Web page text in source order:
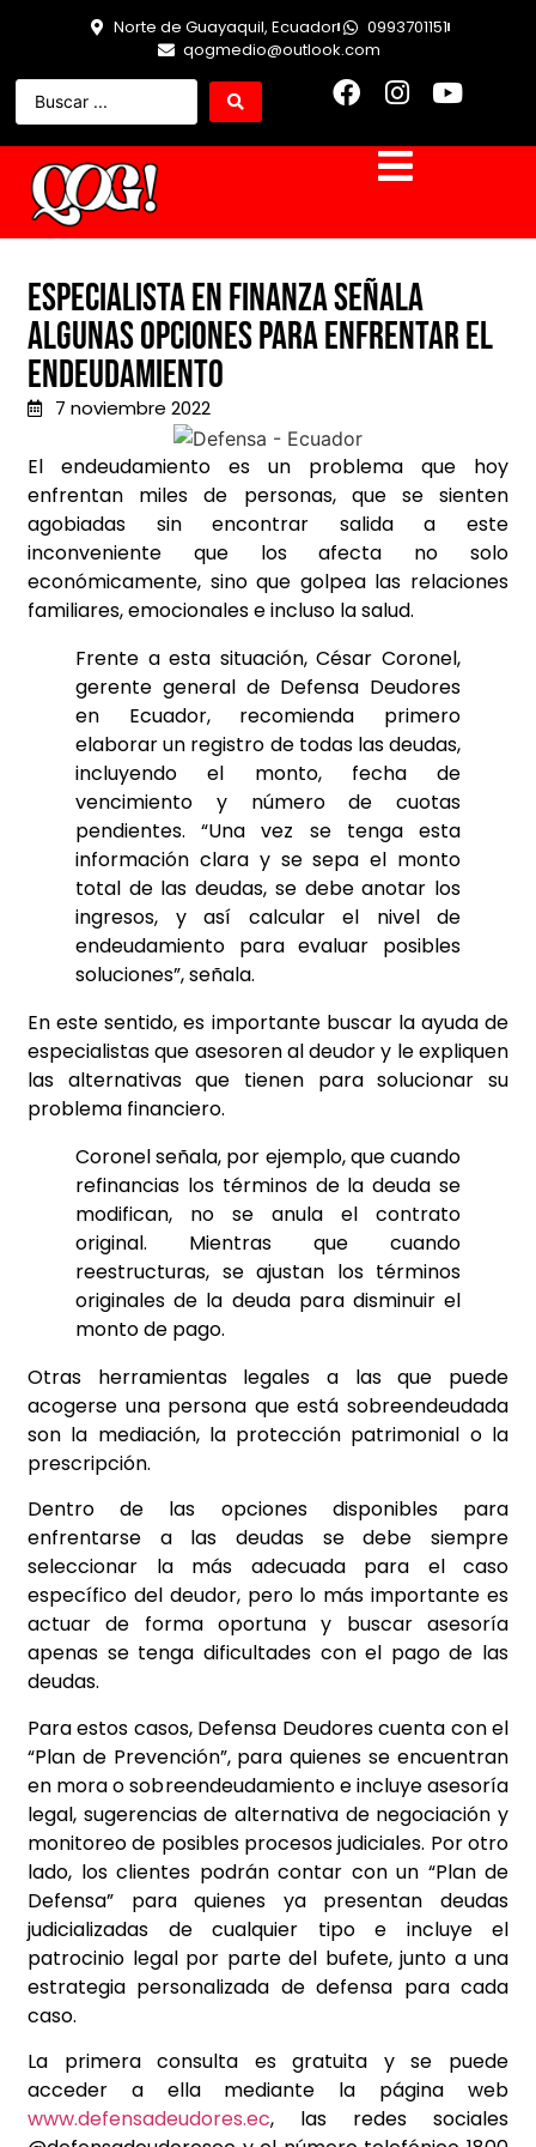
Norte de Guayaquil, Ecuador
0993701151
qogmedio@outlook.com
Especialista en finanza señala
algunas opciones para enfrentar el
endeudamiento
7 noviembre 2022
El endeudamiento es un problema que hoy
enfrentan miles de personas, que se sienten
agobiadas sin encontrar salida a este
inconveniente que los afecta no solo
económicamente, sino que golpea las relaciones
familiares, emocionales e incluso la salud.
Frente a esta situación, César Coronel,
gerente general de Defensa Deudores
en Ecuador, recomienda primero
elaborar un registro de todas las deudas,
incluyendo el monto, fecha de
vencimiento y número de cuotas
pendientes. “Una vez se tenga esta
información clara y se sepa el monto
total de las deudas, se debe anotar los
ingresos, y así calcular el nivel de
endeudamiento para evaluar posibles
soluciones”, señala.
En este sentido, es importante buscar la ayuda de
especialistas que asesoren al deudor y le expliquen
las alternativas que tienen para solucionar su
problema financiero.
Coronel señala, por ejemplo, que cuando
refinancias los términos de la deuda se
modifican, no se anula el contrato
original. Mientras que cuando
reestructuras, se ajustan los términos
originales de la deuda para disminuir el
monto de pago.
Otras herramientas legales a las que puede
acogerse una persona que está sobreendeudada
son la mediación, la protección patrimonial o la
prescripción.
Dentro de las opciones disponibles para
enfrentarse a las deudas se debe siempre
seleccionar la más adecuada para el caso
específico del deudor, pero lo más importante es
actuar de forma oportuna y buscar asesoría
apenas se tenga dificultades con el pago de las
deudas.
Para estos casos, Defensa Deudores cuenta con el
“Plan de Prevención”, para quienes se encuentran
en mora o sobreendeudamiento e incluye asesoría
legal, sugerencias de alternativa de negociación y
monitoreo de posibles procesos judiciales. Por otro
lado, los clientes podrán contar con un “Plan de
Defensa” para quienes ya presentan deudas
judicializadas de cualquier tipo e incluye el
patrocinio legal por parte del bufete, junto a una
estrategia personalizada de defensa para cada
caso.
La primera consulta es gratuita y se puede
acceder a ella mediante la página web
www.defensadeudores.ec, las redes sociales